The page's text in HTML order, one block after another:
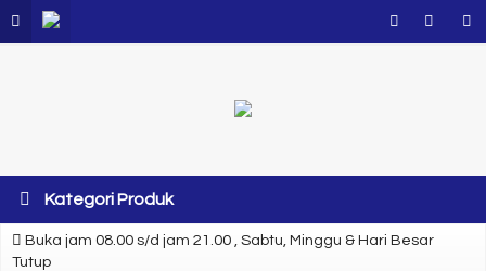
Kategori Produk
Buka jam 08.00 s/d jam 21.00 , Sabtu, Minggu & Hari Besar
Tutup